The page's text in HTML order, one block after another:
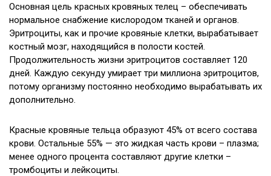
О группах крови
Истории
Основная цель красных кровяных телец – обеспечивать
нормальное снабжение кислородом тканей и органов.
Эритроциты, как и прочие кровяные клетки, вырабатывает
костный мозг, находящийся в полости костей.
Продолжительность жизни эритроцитов составляет 120
дней. Каждую секунду умирает три миллиона эритроцитов,
потому организму постоянно необходимо вырабатывать их
дополнительно.
Красные кровяные тельца образуют 45% от всего состава
крови. Остальные 55% — это жидкая часть крови – плазма;
менее одного процента составляют другие клетки –
тромбоциты и лейкоциты.